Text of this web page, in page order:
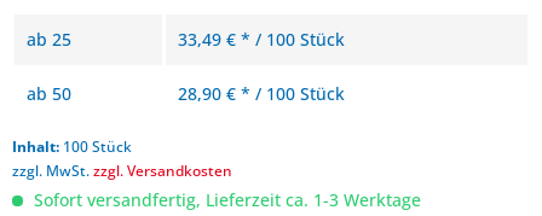
ab 25 33,49 € * / 100 Stück
ab 50 28,90 € * / 100 Stück
Inhalt: 100 Stück
zzgl. MwSt.zzgl. Versandkosten
Sofort versandfertig, Lieferzeit ca. 1-3 Werktage